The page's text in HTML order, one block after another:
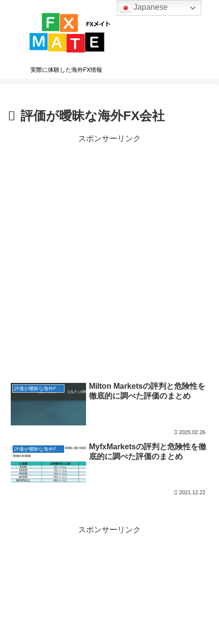
実際に体験した海外FX情報
評価が曖昧な海外FX会社
スポンサーリンク
評価が曖昧な海外FX会社
Milton Marketsの評判と危険性を
徹底的に調べた評価のまとめ
2025.02.26
評価が曖昧な海外FX会社
MyfxMarketsの評判と危険性を徹
底的に調べた評価のまとめ
2021.12.22
スポンサーリンク
Japanese